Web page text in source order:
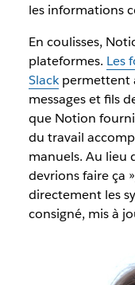
les informations
En coulisses,
plateformes. Les
Slackpermettent
messages et fils
que Notion
du travail
manuels. Au lieu
devrions faire ça
directement les
consigné, mis à